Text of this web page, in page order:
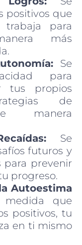
positivos que
para
más
Se
para
tus propios
de
manera
Se
futuros y
para prevenir
progreso.
Autoestima
que
positivos, tu
en ti mismo